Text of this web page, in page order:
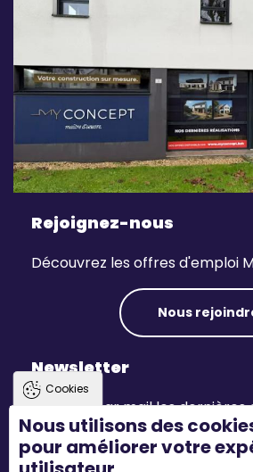
Rejoignez-nous
Découvrez les offres d'emploi
Nous
Newsletter
Recevez par mail les
S'inscrire
Cookies
Nous utilisons des
pour améliorer votre